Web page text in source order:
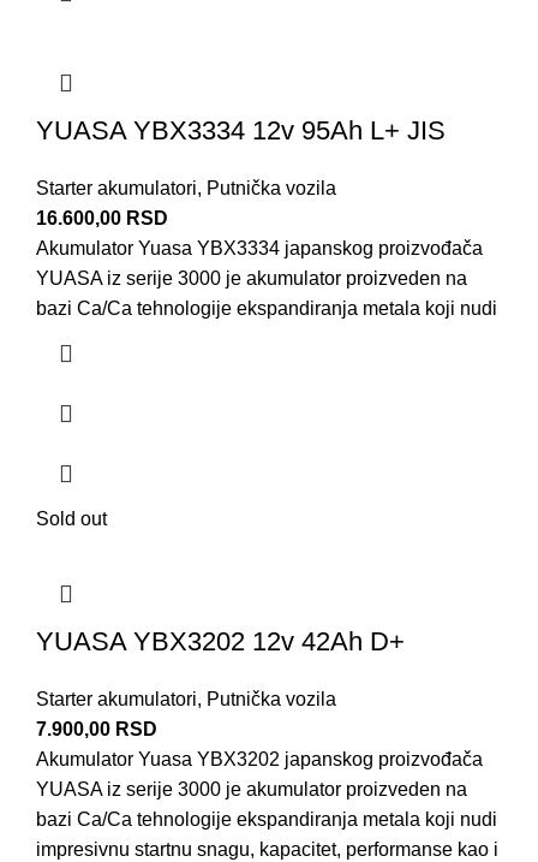
YUASA YBX3334 12v 95Ah L+ JIS
Starter akumulatori, Putnička vozila
16.600,00 RSD
Akumulator Yuasa YBX3334 japanskog proizvođača
YUASA iz serije 3000 je akumulator proizveden na
bazi Ca/Ca tehnologije ekspandiranja metala koji nudi
Sold out
YUASA YBX3202 12v 42Ah D+
Starter akumulatori, Putnička vozila
7.900,00 RSD
Akumulator Yuasa YBX3202 japanskog proizvođača
YUASA iz serije 3000 je akumulator proizveden na
bazi Ca/Ca tehnologije ekspandiranja metala koji nudi
impresivnu startnu snagu, kapacitet, performanse kao i